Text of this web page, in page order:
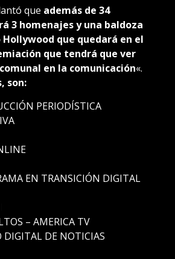
que además de 34
3 homenajes y una baldoza
que quedará en el
que tendrá que ver
en la comunicación«.
son:
PERIODÍSTICA
EN TRANSICIÓN DIGITAL
– AMERICA TV
DIGITAL DE NOTICIAS